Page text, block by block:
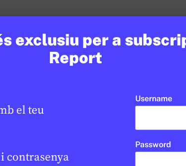
exclusiu per a
Report
el teu
contrasenya
Username
Password